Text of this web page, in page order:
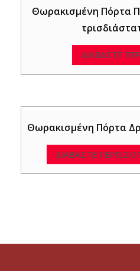
Θωρακισμένη Πόρτα
ΔΙΑΒΆΣΤΕ
Θωρακισμένη Πόρτα
ΔΙΑΒΆΣΤΕ